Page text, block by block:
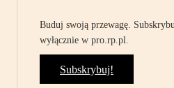
Buduj swoją przewagę.
wyłącznie w pro.rp.pl.
Subskrybuj!